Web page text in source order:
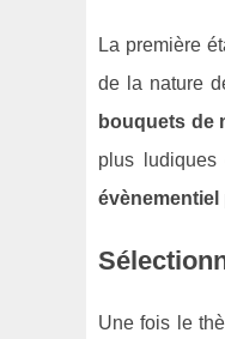
La première
de la nature
bouquets de
plus ludiques
évènementiel
Une fois le